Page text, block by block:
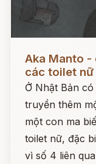
Aka Manto -
các toilet nữ
Ở Nhật Bản
truyền thêm
một con ma
toilet nữ, đặc
vì số 4 liên